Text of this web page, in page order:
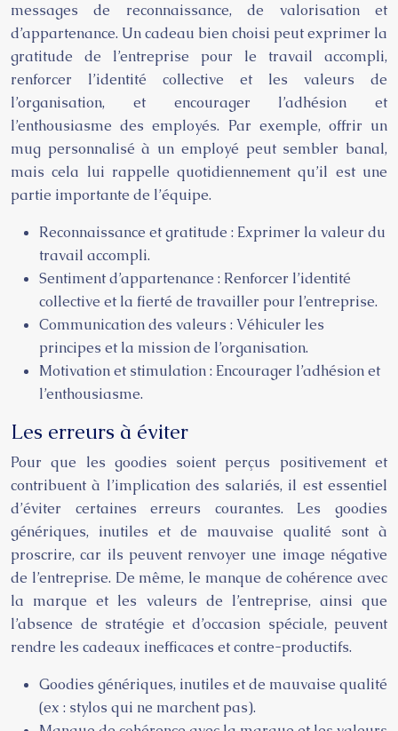
messages de reconnaissance, de valorisation et
d’appartenance. Un cadeau bien choisi peut exprimer la
gratitude de l’entreprise pour le travail accompli,
renforcer l’identité collective et les valeurs de
l’organisation, et encourager l’adhésion et
l’enthousiasme des employés. Par exemple, offrir un
mug personnalisé à un employé peut sembler banal,
mais cela lui rappelle quotidiennement qu’il est une
partie importante de l’équipe.
Reconnaissance et gratitude : Exprimer la valeur du
travail accompli.
Sentiment d’appartenance : Renforcer l’identité
collective et la fierté de travailler pour l’entreprise.
Communication des valeurs : Véhiculer les
principes et la mission de l’organisation.
Motivation et stimulation : Encourager l’adhésion et
l’enthousiasme.
Les erreurs à éviter
Pour que les goodies soient perçus positivement et
contribuent à l’implication des salariés, il est essentiel
d’éviter certaines erreurs courantes. Les goodies
génériques, inutiles et de mauvaise qualité sont à
proscrire, car ils peuvent renvoyer une image négative
de l’entreprise. De même, le manque de cohérence avec
la marque et les valeurs de l’entreprise, ainsi que
l’absence de stratégie et d’occasion spéciale, peuvent
rendre les cadeaux inefficaces et contre-productifs.
Goodies génériques, inutiles et de mauvaise qualité
(ex : stylos qui ne marchent pas).